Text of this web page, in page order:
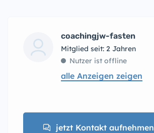
coachingjw-fasten
Mitglied seit: 2 Jahren
Nutzer ist offline
alle Anzeigen zeigen
jetzt Kontakt aufnehmen